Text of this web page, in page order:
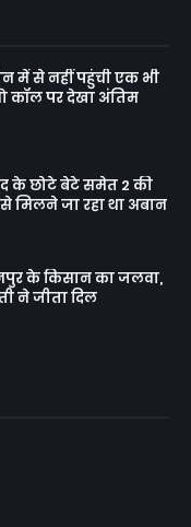
में से नहीं पहुंची एक भी
कॉल पर देखा अंतिम
के छोटे बेटे समेत 2 की
मिलने जा रहा था अबान
के किसान का जलवा,
ने जीता दिल